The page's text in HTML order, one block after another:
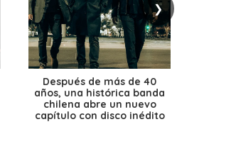
❯
Después de más de 40
años, una histórica banda
chilena abre un nuevo
capítulo con disco inédito